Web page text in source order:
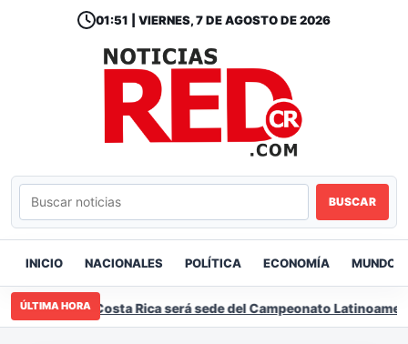
01:51 | VIERNES, 7 DE AGOSTO DE 2026
BUSCAR
INICIO NACIONALES POLÍTICA ECONOMÍA MUNDO
ÚLTIMA HORACosta Rica será sede del Campeonato